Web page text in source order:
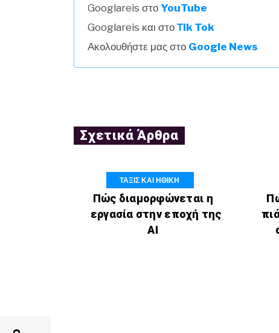
Googlareis στο YouTube
Googlareis και στο Τik Tok
Ακολουθήστε μας στο Google News
Σχετικά Άρθρα
ΤΑΞΙΣ ΚΑΙ ΗΘΙΚΗ
Πώς διαμορφώνεται η
εργασία στην εποχή της
AI